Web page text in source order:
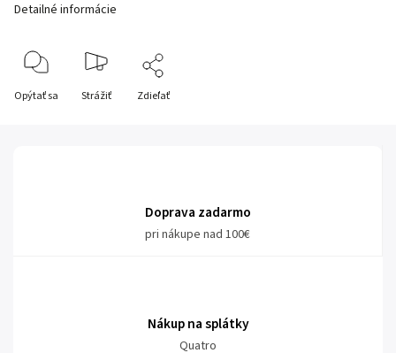
Detailné informácie
Opýtať sa Strážiť Zdieľať
Doprava zadarmo
pri nákupe nad 100€
Nákup na splátky
Quatro